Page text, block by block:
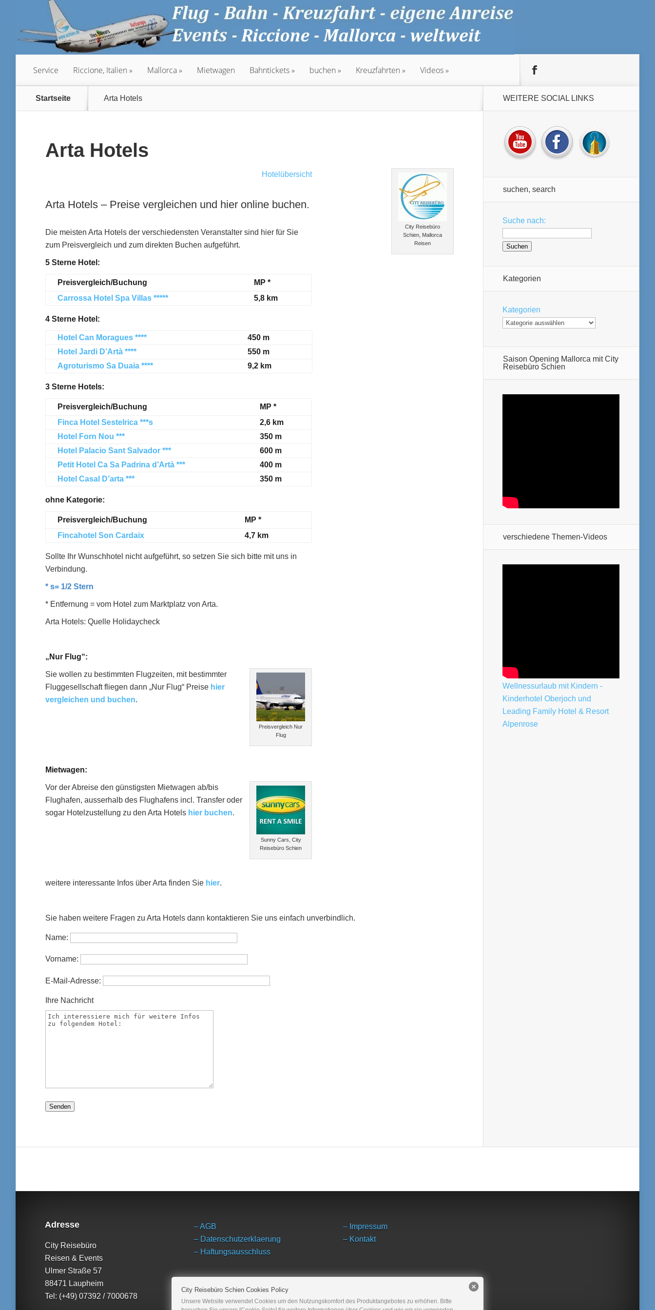
Service Riccione, Italien Mallorca Mietwagen Bahntickets buchen Kreuzfahrten Videos
Startseite Arta Hotels
Arta Hotels
Hotelübersicht
Arta Hotels – Preise vergleichen und hier online buchen.
Die meisten Arta Hotels der verschiedensten Veranstalter sind hier für Sie
zum Preisvergleich und zum direkten Buchen aufgeführt.
5 Sterne Hotel:
Preisvergleich/Buchung
MP *
Carrossa Hotel Spa Villas *****
5,8 km
4 Sterne Hotel:
Hotel Can Moragues ****
450 m
Hotel Jardi D’Artà ****
550 m
Agroturismo Sa Duaia ****
9,2 km
3 Sterne Hotels:
Preisvergleich/Buchung
MP *
Finca Hotel Sestelrica ***s
2,6 km
Hotel Forn Nou ***
350 m
Hotel Palacio Sant Salvador ***
600 m
Petit Hotel Ca Sa Padrina d’Artà ***
400 m
Hotel Casal D’arta ***
350 m
ohne Kategorie:
Preisvergleich/Buchung
MP *
Fincahotel Son Cardaix
4,7 km
Sollte Ihr Wunschhotel nicht aufgeführt, so setzen Sie sich bitte mit uns in
Verbindung.
* s= 1/2 Stern
* Entfernung = vom Hotel zum Marktplatz von Arta.
Arta Hotels: Quelle Holidaycheck
„Nur Flug“:
Preisvergleich Nur
Flug
Sie wollen zu bestimmten Flugzeiten, mit bestimmter
Fluggesellschaft fliegen dann „Nur Flug“ Preise hier
vergleichen und buchen.
Mietwagen:
Sunny Cars, City
Reisebüro Schien
Vor der Abreise den günstigsten Mietwagen ab/bis
Flughafen, ausserhalb des Flughafens incl. Transfer oder
sogar Hotelzustellung zu den Arta Hotels hier buchen.
weitere interessante Infos über Arta finden Sie hier.
City Reisebüro
Schien, Mallorca
Reisen
Sie haben weitere Fragen zu Arta Hotels dann kontaktieren Sie uns einfach unverbindlich.
Name:
Vorname:
E-Mail-Adresse:
Ihre Nachricht
WEITERE SOCIAL LINKS
suchen, search
Suche nach:
Kategorien
Kategorien
Saison Opening Mallorca mit City
Reisebüro Schien
verschiedene Themen-Videos
Wellnessurlaub mit Kindern -
Kinderhotel Oberjoch und
Leading Family Hotel & Resort
Alpenrose
Adresse
City Reisebüro
Reisen & Events
Ulmer Straße 57
88471 Laupheim
Tel: (+49) 07392 / 7000678
– AGB
– Datenschutzerklaerung
– Haftungsausschluss
– Impressum
– Kontakt
City Reisebüro Schien Cookies Policy
Unsere Website verwendet Cookies um den Nutzungskomfort des Produktangebotes zu erhöhen. Bitte